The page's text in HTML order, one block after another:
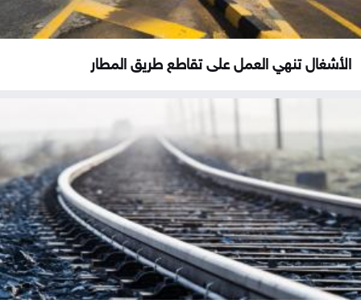
الأشغال تنهي العمل على تقاطع طريق المطار